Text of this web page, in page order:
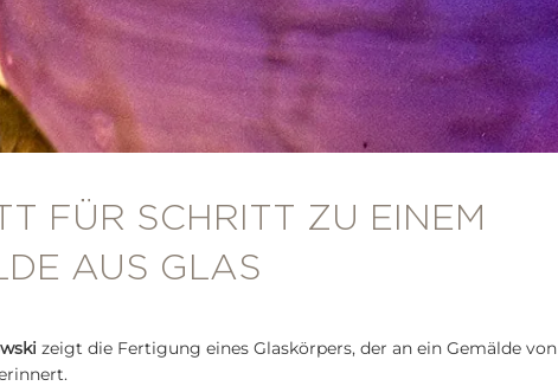
FÜR SCHRITT ZU EINEM
AUS GLAS
zeigt die Fertigung eines Glaskörpers, der an ein Gemälde von